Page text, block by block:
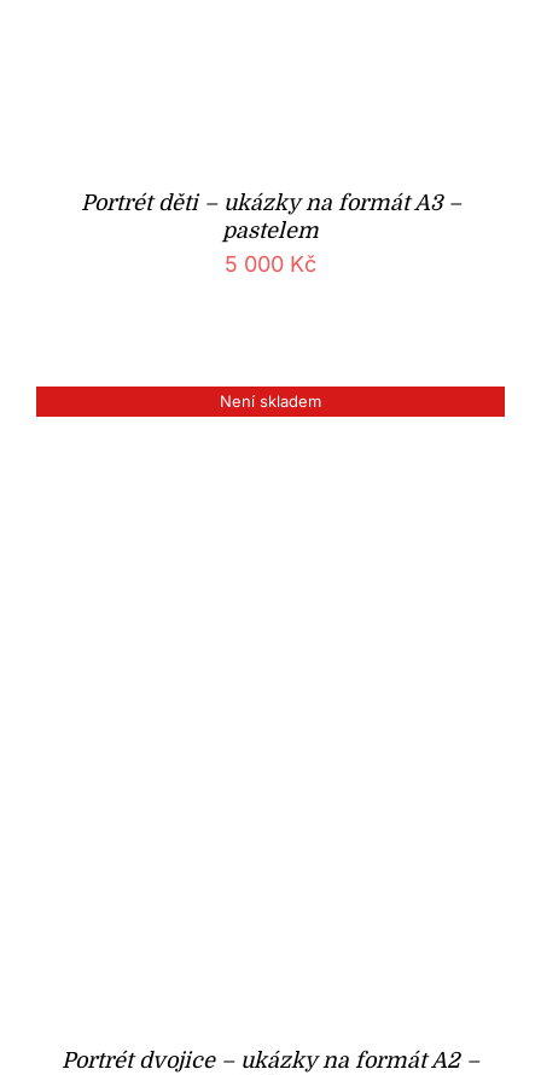
Portrét děti – ukázky na formát A3 –
pastelem
5 000 Kč
Není skladem
Portrét dvojice – ukázky na formát A2 –